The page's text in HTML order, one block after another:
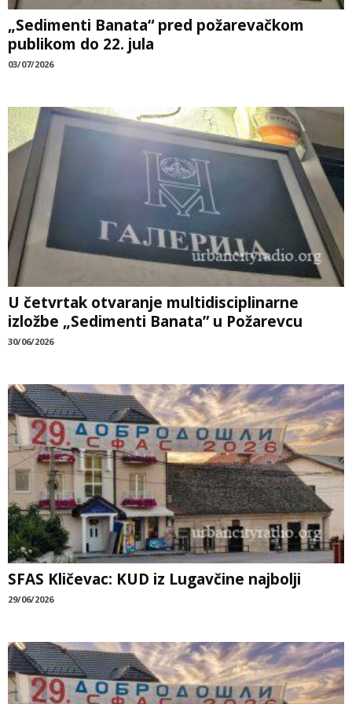
„Sedimenti Banata“ pred požarevačkom
publikom do 22. jula
03/07/2026
U četvrtak otvaranje multidisciplinarne
izložbe „Sedimenti Banata” u Požarevcu
30/06/2026
SFAS Kličevac: KUD iz Lugavčine najbolji
29/06/2026